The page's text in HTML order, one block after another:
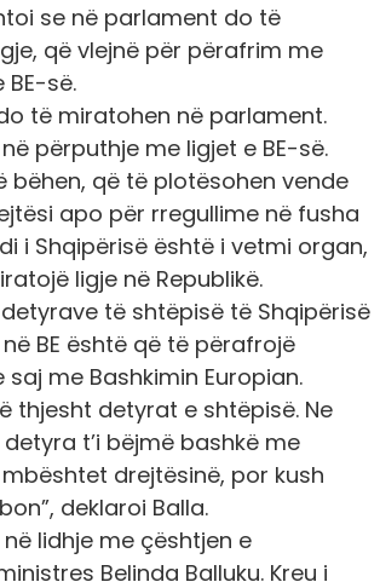
se në parlament do të
që vlejnë për përafrim me
së.
të miratohen në parlament.
përputhje me ligjet e BE-së.
bëhen, që të plotësohen vende
apo për rregullime në fusha
i Shqipërisë është i vetmi organ,
ligje në Republikë.
të shtëpisë të Shqipërisë
BE është që të përafrojë
saj me Bashkimin Europian.
thjesht detyrat e shtëpisë. Ne
t’i bëjmë bashkë me
mbështet drejtësinë, por kush
deklaroi Balla.
lidhje me çështjen e
Belinda Balluku. Kreu i